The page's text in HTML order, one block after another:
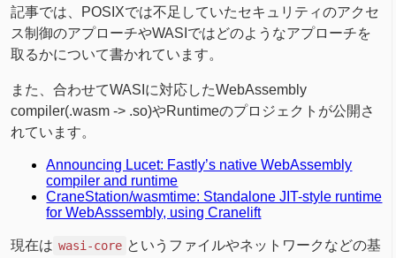
記事では、POSIXでは不足していたセキュリティのアクセ
ス制御のアプローチやWASIではどのようなアプローチを
取るかについて書かれています。
また、合わせてWASIに対応したWebAssembly
compiler(.wasm -> .so)やRuntimeのプロジェクトが公開さ
れています。
Announcing Lucet: Fastly’s native WebAssembly
compiler and runtime
CraneStation/wasmtime: Standalone JIT-style runtime
for WebAsssembly, using Cranelift
現在は wasi-core というファイルやネットワークなどの基